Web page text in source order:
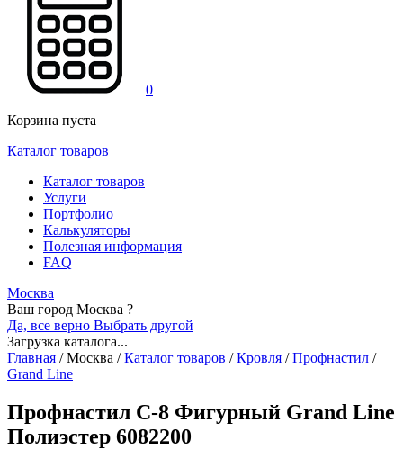
0
Корзина пуста
Каталог товаров
Каталог товаров
Услуги
Портфолио
Калькуляторы
Полезная информация
FAQ
Москва
Ваш город Москва ?
Да, все верно Выбрать другой
Загрузка каталога...
Главная /Москва / Каталог товаров / Кровля / Профнастил /
Grand Line
Профнастил С-8 Фигурный Grand Line
Полиэстер 6082200